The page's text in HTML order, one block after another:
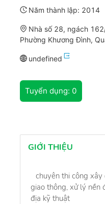
Năm thành lập: 2014
Nhà số 28, ngách
Phường Khương Đình,
undefined
Tuyển dụng: 0
GIỚI THIỆU
chuyên thi công
giao thông, xử lý nền
địa kỹ thuật